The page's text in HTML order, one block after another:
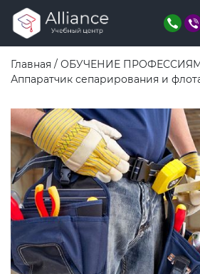
Главная / ОБУЧЕНИЕ
Аппаратчик сепарирования и